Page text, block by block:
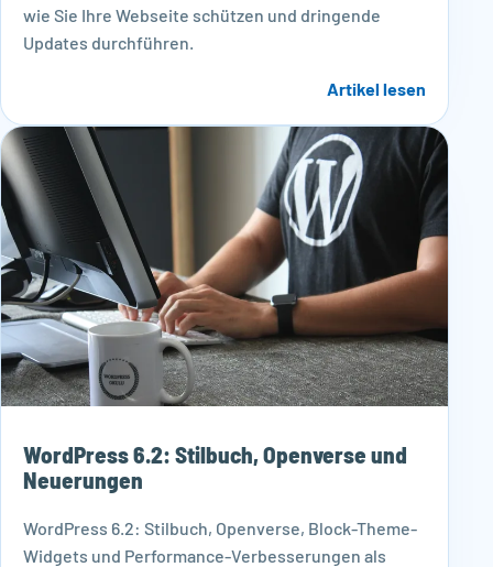
wie Sie Ihre Webseite schützen und dringende
Updates durchführen.
Artikel lesen
WordPress 6.2: Stilbuch, Openverse und
Neuerungen
WordPress 6.2: Stilbuch, Openverse, Block-Theme-
Widgets und Performance-Verbesserungen als